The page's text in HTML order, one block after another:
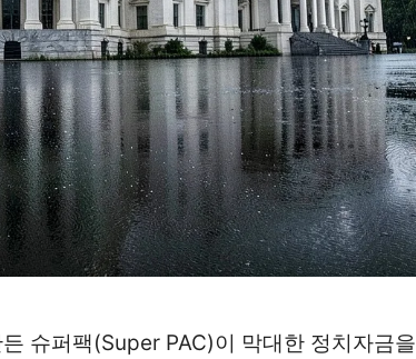
슈퍼팩(Super PAC)이 막대한 정치자금을